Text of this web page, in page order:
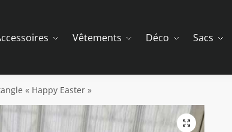
Vêtements Déco Sacs
« Happy Easter »